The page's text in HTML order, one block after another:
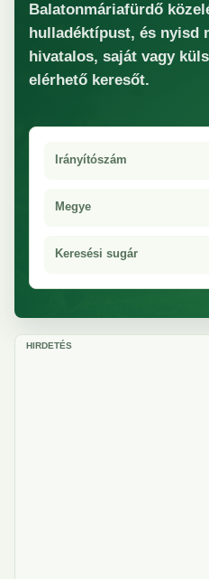
Balatonmáriafürdő
hulladéktípust, és nyisd
hivatalos, saját vagy
elérhető keresőt.
Irányítószám
Megye
Keresési sugár
HIRDETÉS